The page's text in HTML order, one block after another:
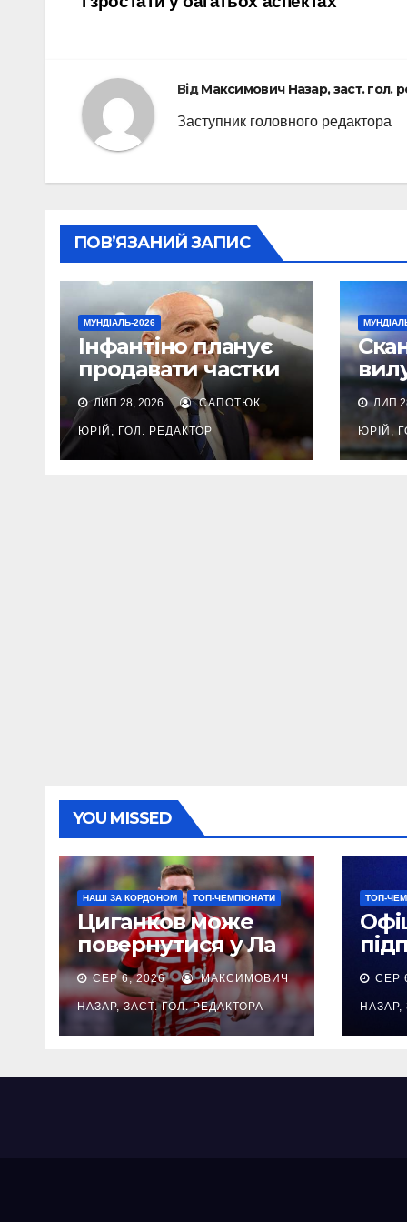
записів
ВідМаксимович Назар, заст. гол.
Заступник головного редактора
ПОВ’ЯЗАНИЙ ЗАПИС
МУНДІАЛЬ-2026
Інфантіно планує
продавати частки
в чемпіонаті світу
приватним
інвесторам
ЛИП 28, 2026 САПОТЮК
ЮРІЙ, ГОЛ. РЕДАКТОР
ЧС-
ЛИП
ЮРІЙ,
YOU MISSED
НАШІ ЗА КОРДОНОМ ТОП-ЧЕМПІОНАТИ
Циганков може
повернутися у Ла
Лігу – українець
може опинитися у
Валенсії
СЕР 6, 2026 МАКСИМОВИЧ
НАЗАР, ЗАСТ. ГОЛ. РЕДАКТОРА
ТОП-
млн
СЕР
НАЗАР,